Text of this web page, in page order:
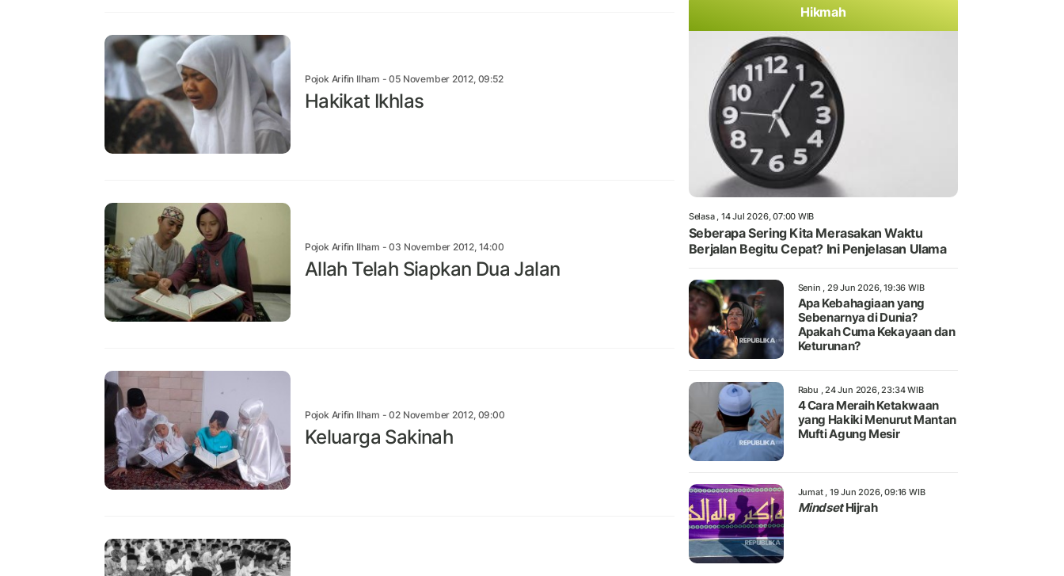
Pojok Arifin Ilham - 05 November 2012, 09:52
Hakikat Ikhlas
Pojok Arifin Ilham - 03 November 2012, 14:00
Allah Telah Siapkan Dua Jalan
Pojok Arifin Ilham - 02 November 2012, 09:00
Keluarga Sakinah
Hikmah
Selasa , 14 Jul 2026, 07:00 WIB
Seberapa Sering Kita Merasakan Waktu
Berjalan Begitu Cepat? Ini Penjelasan Ulama
Senin , 29 Jun 2026, 19:36 WIB
Apa Kebahagiaan yang
Sebenarnya di Dunia?
Apakah Cuma Kekayaan dan
Keturunan?
Rabu , 24 Jun 2026, 23:34 WIB
4 Cara Meraih Ketakwaan
yang Hakiki Menurut Mantan
Mufti Agung Mesir
Jumat , 19 Jun 2026, 09:16 WIB
MindsetHijrah